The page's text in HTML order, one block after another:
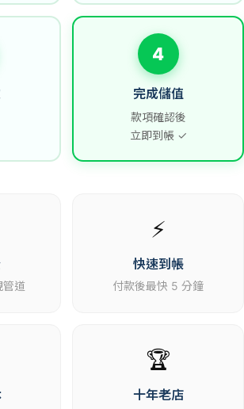
4
完成儲值
款項確認後
立即到帳 ✓
管道
⚡
快速到帳
付款後最快 5 分鐘
🏆
十年老店